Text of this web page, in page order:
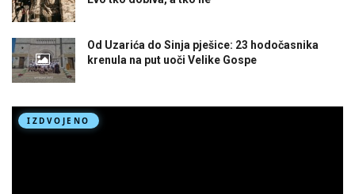
Od Uzarića do Sinja pješice: 23 hodočasnika
krenula na put uoči Velike Gospe